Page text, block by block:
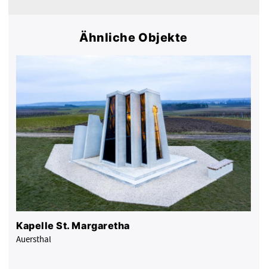
Ähnliche Objekte
Kapelle St. Margaretha
Auersthal